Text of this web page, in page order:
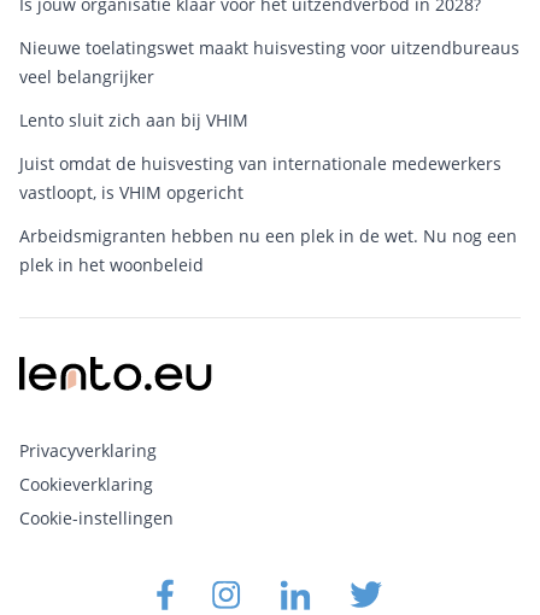
Nieuwe toelatingswet maakt huisvesting voor uitzendbureaus
veel belangrijker
Lento sluit zich aan bij VHIM
Juist omdat de huisvesting van internationale medewerkers
vastloopt, is VHIM opgericht
Arbeidsmigranten hebben nu een plek in de wet. Nu nog een
plek in het woonbeleid
Privacyverklaring
Cookieverklaring
Cookie-instellingen